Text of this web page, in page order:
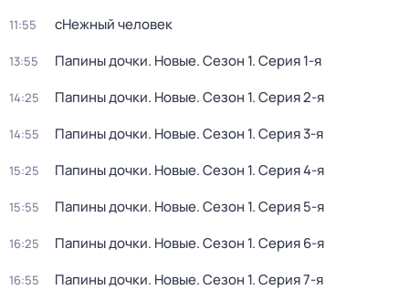
11:55 сНежный человек
13:55 Папины дочки. Новые. Сезон 1. Серия 1-я
14:25 Папины дочки. Новые. Сезон 1. Серия 2-я
14:55 Папины дочки. Новые. Сезон 1. Серия 3-я
15:25 Папины дочки. Новые. Сезон 1. Серия 4-я
15:55 Папины дочки. Новые. Сезон 1. Серия 5-я
16:25 Папины дочки. Новые. Сезон 1. Серия 6-я
16:55 Папины дочки. Новые. Сезон 1. Серия 7-я